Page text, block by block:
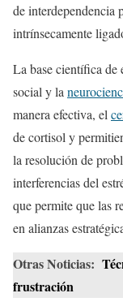
de interdependencia
intrínsecamente
La base científica de
social y la
manera efectiva, el
de cortisol y
la resolución de
interferencias del
que permite que las
en alianzas
Otras Noticias:
frustración